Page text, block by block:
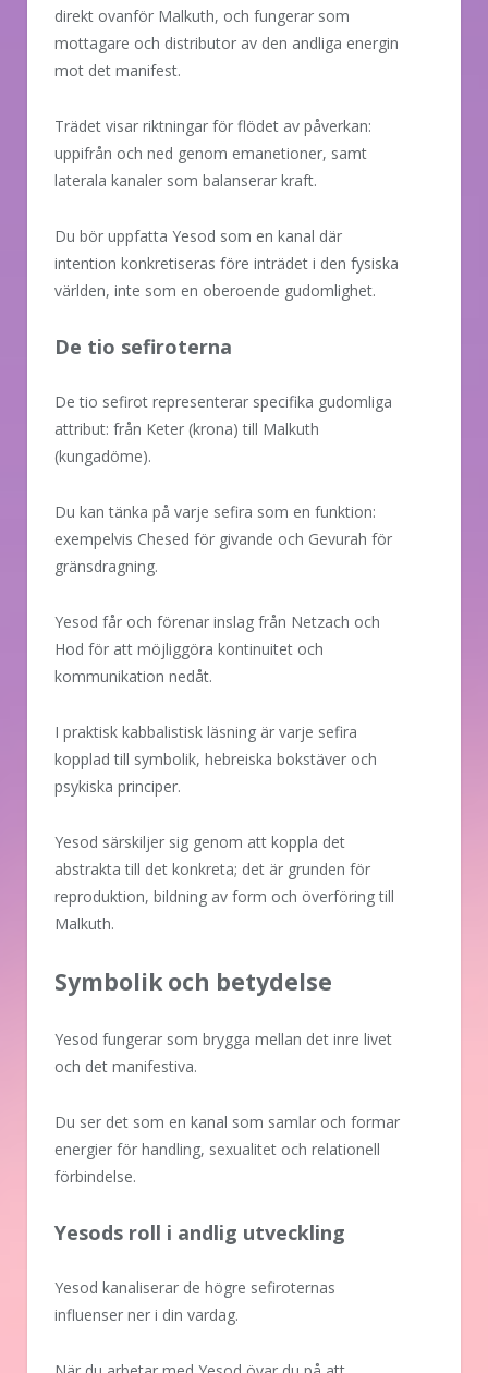
direkt ovanför Malkuth, och fungerar som
mottagare och distributor av den andliga energin
mot det manifest.
Trädet visar riktningar för flödet av påverkan:
uppifrån och ned genom emanetioner, samt
laterala kanaler som balanserar kraft.
Du bör uppfatta Yesod som en kanal där
intention konkretiseras före inträdet i den fysiska
världen, inte som en oberoende gudomlighet.
De tio sefiroterna
De tio sefirot representerar specifika gudomliga
attribut: från Keter (krona) till Malkuth
(kungadöme).
Du kan tänka på varje sefira som en funktion:
exempelvis Chesed för givande och Gevurah för
gränsdragning.
Yesod får och förenar inslag från Netzach och
Hod för att möjliggöra kontinuitet och
kommunikation nedåt.
I praktisk kabbalistisk läsning är varje sefira
kopplad till symbolik, hebreiska bokstäver och
psykiska principer.
Yesod särskiljer sig genom att koppla det
abstrakta till det konkreta; det är grunden för
reproduktion, bildning av form och överföring till
Malkuth.
Symbolik och betydelse
Yesod fungerar som brygga mellan det inre livet
och det manifestiva.
Du ser det som en kanal som samlar och formar
energier för handling, sexualitet och relationell
förbindelse.
Yesods roll i andlig utveckling
Yesod kanaliserar de högre sefiroternas
influenser ner i din vardag.